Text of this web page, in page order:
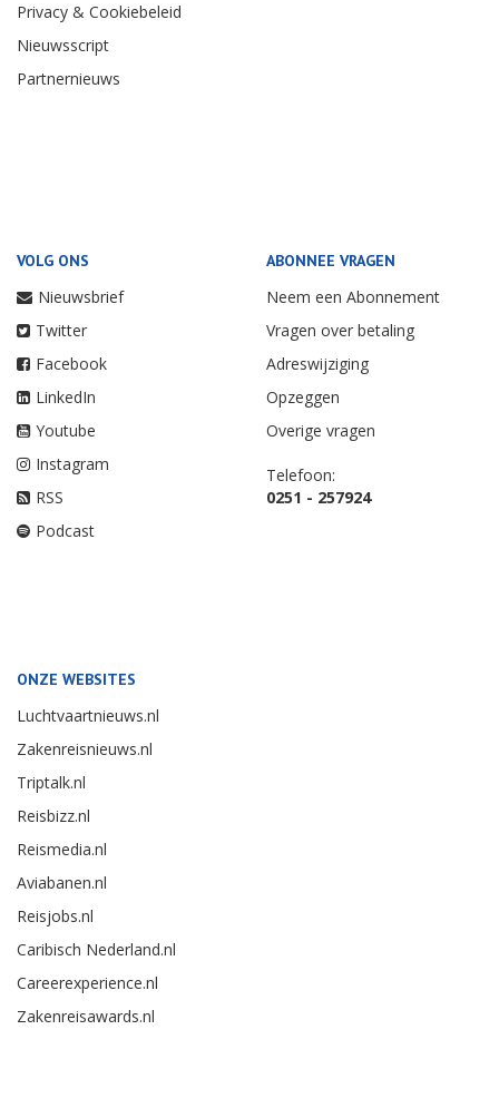
Privacy & Cookiebeleid
Nieuwsscript
Partnernieuws
VOLG ONS
Nieuwsbrief
Twitter
Facebook
LinkedIn
Youtube
Instagram
RSS
Podcast
ABONNEE VRAGEN
Neem een Abonnement
Vragen over betaling
Adreswijziging
Opzeggen
Overige vragen
Telefoon:
0251 - 257924
ONZE WEBSITES
Luchtvaartnieuws.nl
Zakenreisnieuws.nl
Triptalk.nl
Reisbizz.nl
Reismedia.nl
Aviabanen.nl
Reisjobs.nl
Caribisch Nederland.nl
Careerexperience.nl
Zakenreisawards.nl